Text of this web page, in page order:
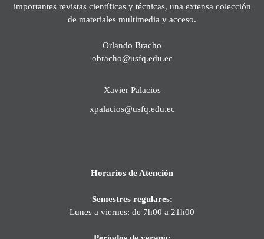
importantes revistas científicas y técnicas, una extensa colección
de materiales multimedia y acceso.
Orlando Bracho
obracho@usfq.edu.ec
Xavier Palacios
xpalacios@usfq.edu.ec
Horarios de Atención
Semestres regulares:
Lunes a viernes: de 7h00 a 21h00